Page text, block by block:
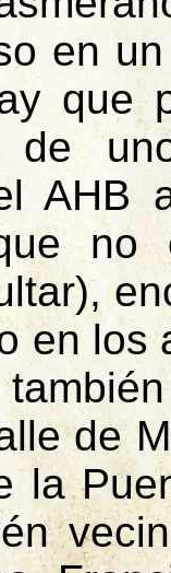
en
que
de
AHB
no
en los
de
la